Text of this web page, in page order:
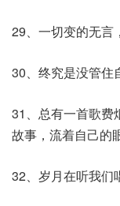
29、一切变的无言
30、终究是没管住
31、总有一首歌费
故事，流着自己的
32、岁月在听我们